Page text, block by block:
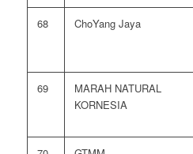
68 ChoYang Jaya
69
MARAH NATURAL
KORNESIA